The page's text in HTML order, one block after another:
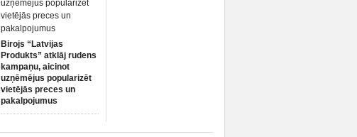
Birojs “Latvijas
Produkts” atklāj rudens
kampaņu, aicinot
uzņēmējus popularizēt
vietējās preces un
pakalpojumus